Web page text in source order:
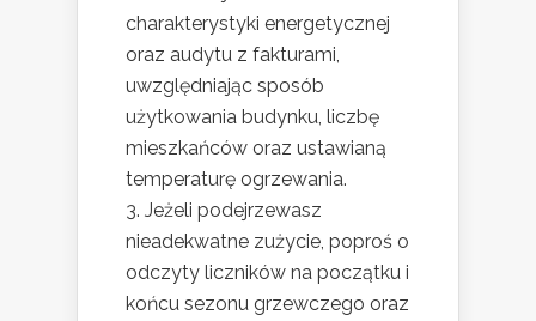
charakterystyki energetycznej
oraz audytu z fakturami,
uwzględniając sposób
użytkowania budynku, liczbę
mieszkańców oraz ustawianą
temperaturę ogrzewania.
Jeżeli podejrzewasz
nieadekwatne zużycie, poproś o
odczyty liczników na początku i
końcu sezonu grzewczego oraz